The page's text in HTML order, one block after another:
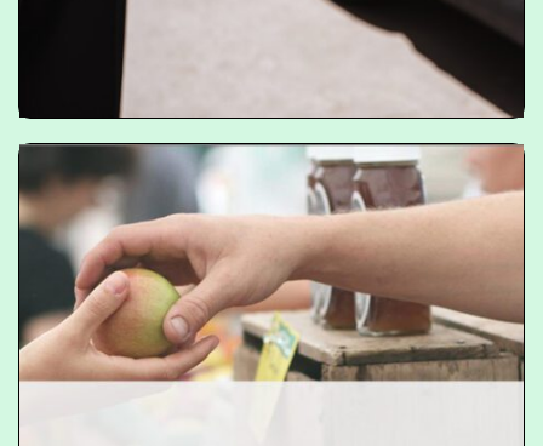
Ελάτε να
γνωριστούμε!
Το εργαλείο «Ελάτε να γνωριστούμε»
(Let’s meet!) είναι ένας οδηγός για